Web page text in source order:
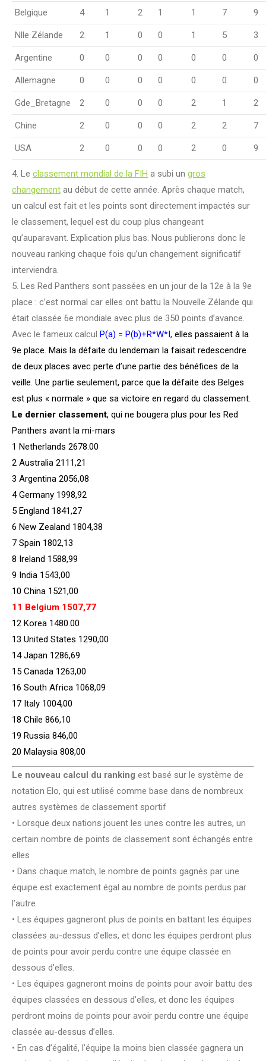
Belgique 4 1 2 1 1 7 9
Nlle Zélande 2 1 0 0 1 5 3
Argentine 0 0 0 0 0 0 0
Allemagne 0 0 0 0 0 0 0
Gde_Bretagne 2 0 0 0 2 1 2
Chine 2 0 0 0 2 2 7
USA 2 0 0 0 2 0 9
4. Le classement mondial de la FIH a subi un gros
changement au début de cette année. Après chaque match,
un calcul est fait et les points sont directement impactés sur
le classement, lequel est du coup plus changeant
qu’auparavant. Explication plus bas. Nous publierons donc le
nouveau ranking chaque fois qu’un changement significatif
interviendra.
5. Les Red Panthers sont passées en un jour de la 12e à la 9e
place : c’est normal car elles ont battu la Nouvelle Zélande qui
était classée 6e mondiale avec plus de 350 points d’avance.
Avec le fameux calcul P(a) = P(b)+R*W*I, elles passaient à la
9e place. Mais la défaite du lendemain la faisait redescendre
de deux places avec perte d’une partie des bénéfices de la
veille. Une partie seulement, parce que la défaite des Belges
est plus « normale » que sa victoire en regard du classement.
Le dernier classement, qui ne bougera plus pour les Red
Panthers avant la mi-mars
1 Netherlands 2678.00
2 Australia 2111,21
3 Argentina 2056,08
4 Germany 1998,92
5 England 1841,27
6 New Zealand 1804,38
7 Spain 1802,13
8 Ireland 1588,99
9 India 1543,00
10 China 1521,00
11 Belgium 1507,77
12 Korea 1480.00
13 United States 1290,00
14 Japan 1286,69
15 Canada 1263,00
16 South Africa 1068,09
17 Italy 1004,00
18 Chile 866,10
19 Russia 846,00
20 Malaysia 808,00
Le nouveau calcul du ranking est basé sur le système de
notation Elo, qui est utilisé comme base dans de nombreux
autres systèmes de classement sportif
• Lorsque deux nations jouent les unes contre les autres, un
certain nombre de points de classement sont échangés entre
elles
• Dans chaque match, le nombre de points gagnés par une
équipe est exactement égal au nombre de points perdus par
l’autre
• Les équipes gagneront plus de points en battant les équipes
classées au-dessus d’elles, et donc les équipes perdront plus
de points pour avoir perdu contre une équipe classée en
dessous d’elles.
• Les équipes gagneront moins de points pour avoir battu des
équipes classées en dessous d’elles, et donc les équipes
perdront moins de points pour avoir perdu contre une équipe
classée au-dessus d’elles.
• En cas d’égalité, l’équipe la moins bien classée gagnera un